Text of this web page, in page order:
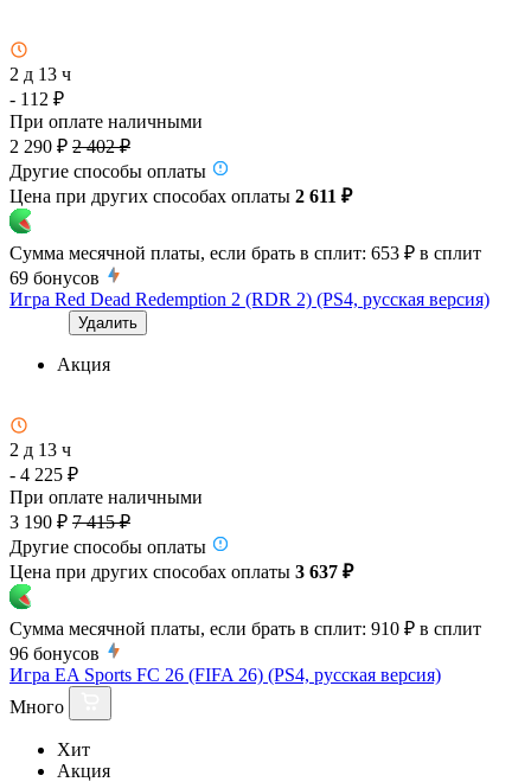
2 д 13 ч
- 112 ₽
При оплате наличными
2 290 ₽ 2 402 ₽
Другие способы оплаты
Цена при других способах оплаты 2 611 ₽
Сумма месячной платы, если брать в сплит: 653 ₽ в сплит
69 бонусов
Игра Red Dead Redemption 2 (RDR 2) (PS4, русская версия)
Удалить
Акция
2 д 13 ч
- 4 225 ₽
При оплате наличными
3 190 ₽ 7 415 ₽
Другие способы оплаты
Цена при других способах оплаты 3 637 ₽
Сумма месячной платы, если брать в сплит: 910 ₽ в сплит
96 бонусов
Игра EA Sports FC 26 (FIFA 26) (PS4, русская версия)
Много
Хит
Акция